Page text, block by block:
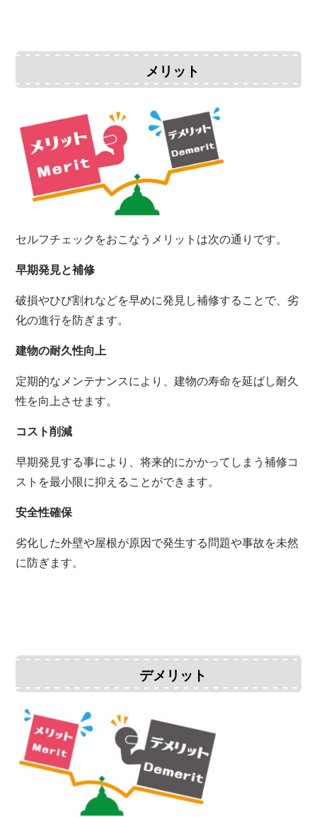
メリット
セルフチェックをおこなうメリットは次の通りです。
早期発見と補修
破損やひび割れなどを早めに発見し補修することで、劣
化の進行を防ぎます。
建物の耐久性向上
定期的なメンテナンスにより、建物の寿命を延ばし耐久
性を向上させます。
コスト削減
早期発見する事により、将来的にかかってしまう補修コ
ストを最小限に抑えることができます。
安全性確保
劣化した外壁や屋根が原因で発生する問題や事故を未然
に防ぎます。
デメリット